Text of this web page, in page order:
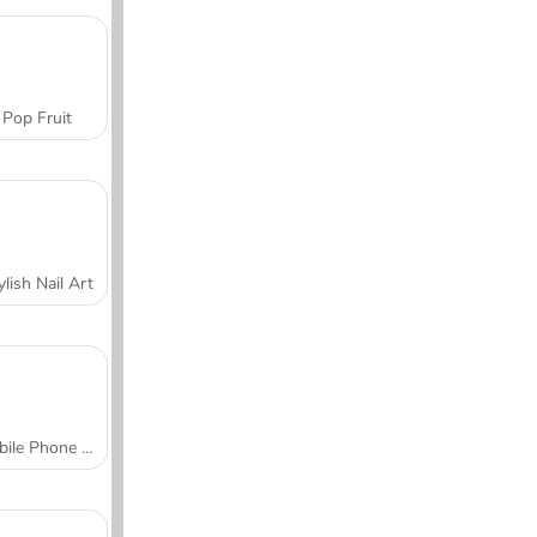
Pop Fruit
Nail Art
Mobile Phone Case Design & DIY